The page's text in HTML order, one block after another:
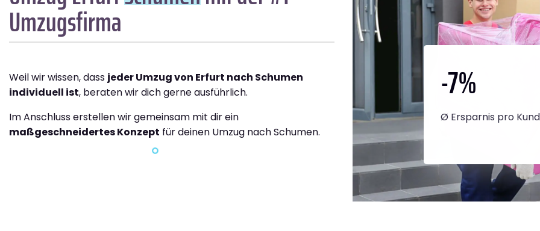
Umzugsfirma
Weil wir wissen, dass jeder Umzug von Erfurt nach Schumen
individuell ist, beraten wir dich gerne ausführlich.
Im Anschluss erstellen wir gemeinsam mit dir ein
maßgeschneidertes Konzept für deinen Umzug nach Schumen.
-7%
Ø Ersparnis pro